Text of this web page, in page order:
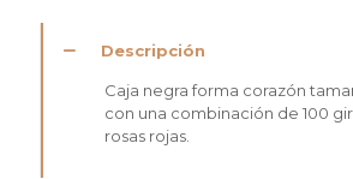
Descripción
Caja negra forma corazón
con una combinación de 100
rosas rojas.